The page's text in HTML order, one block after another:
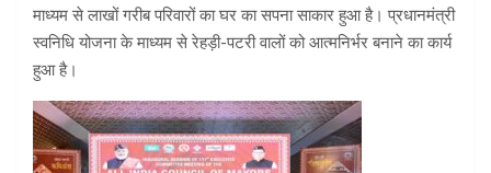
माध्यम से लाखों गरीब परिवारों का घर का सपना साकार हुआ है। प्रधानमंत्री
स्वनिधि योजना के माध्यम से रेहड़ी-पटरी वालों को आत्मनिर्भर बनाने का कार्य
हुआ है।